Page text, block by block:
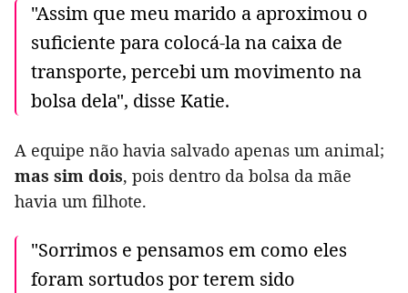
"Assim que meu marido a aproximou o
suficiente para colocá-la na caixa de
transporte, percebi um movimento na
bolsa dela", disse Katie.
A equipe não havia salvado apenas um animal;
mas sim dois, pois dentro da bolsa da mãe
havia um filhote.
"Sorrimos e pensamos em como eles
foram sortudos por terem sido